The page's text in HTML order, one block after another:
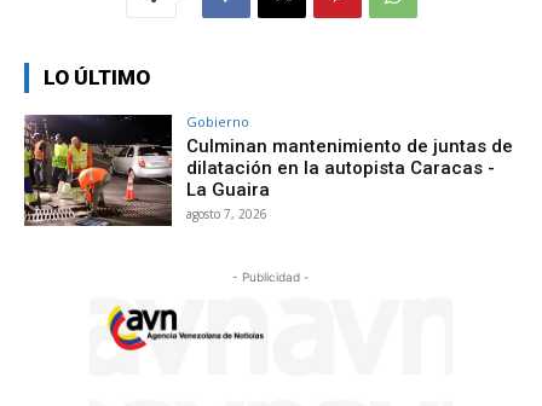
LO ÚLTIMO
Gobierno
Culminan mantenimiento de juntas de
dilatación en la autopista Caracas -
La Guaira
agosto 7, 2026
- Publicidad -